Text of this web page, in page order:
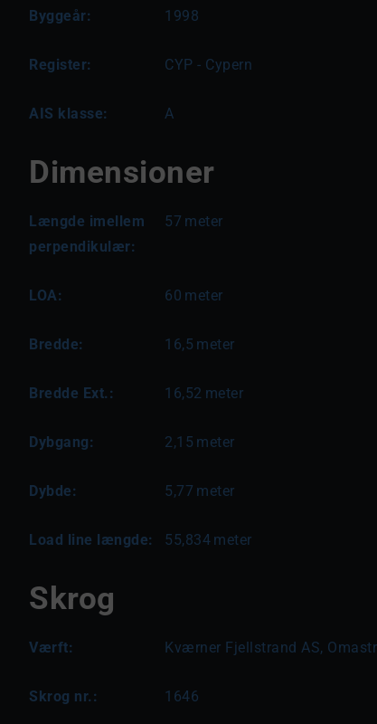
Byggeår: 1998
Register: CYP - Cypern
AIS klasse: A
Dimensioner
Længde imellem
perpendikulær:
57 meter
LOA: 60 meter
Bredde: 16,5 meter
Bredde Ext.: 16,52 meter
Dybgang: 2,15 meter
Dybde: 5,77 meter
Load line længde: 55,834 meter
Skrog
Værft: Kværner Fjellstrand AS,
Skrog nr.: 1646